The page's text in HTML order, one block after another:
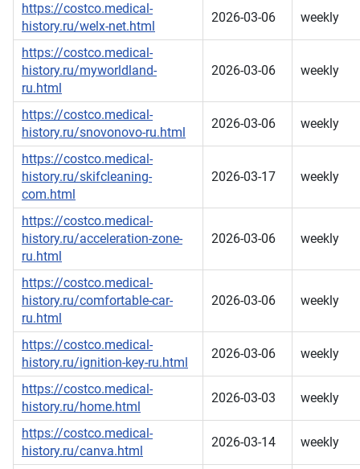
https://costco.medical-
history.ru/welx-net.html
2026-03-06 weekly
https://costco.medical-
history.ru/myworldland-
ru.html
2026-03-06 weekly
https://costco.medical-
history.ru/snovonovo-ru.html
2026-03-06 weekly
https://costco.medical-
history.ru/skifcleaning-
com.html
2026-03-17 weekly
https://costco.medical-
history.ru/acceleration-zone-
ru.html
2026-03-06 weekly
https://costco.medical-
history.ru/comfortable-car-
ru.html
2026-03-06 weekly
https://costco.medical-
history.ru/ignition-key-ru.html
2026-03-06 weekly
https://costco.medical-
history.ru/home.html
2026-03-03 weekly
https://costco.medical-
history.ru/canva.html
2026-03-14 weekly